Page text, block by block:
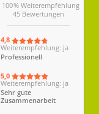
100 % Weiterempfehlung
45 Bewertungen
4,8
Weiterempfehlung: ja
Professionell
5,0
Weiterempfehlung: ja
Sehr gute
Zusammenarbeit